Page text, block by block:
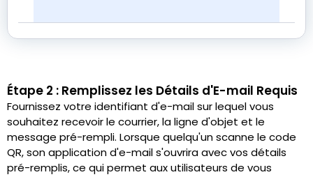
Étape 2 : Remplissez les Détails d'E-mail Requis
Fournissez votre identifiant d'e-mail sur lequel vous
souhaitez recevoir le courrier, la ligne d'objet et le
message pré-rempli. Lorsque quelqu'un scanne le code
QR, son application d'e-mail s'ouvrira avec vos détails
pré-remplis, ce qui permet aux utilisateurs de vous